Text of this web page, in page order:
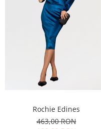
Rochie Edines
463,00 RON